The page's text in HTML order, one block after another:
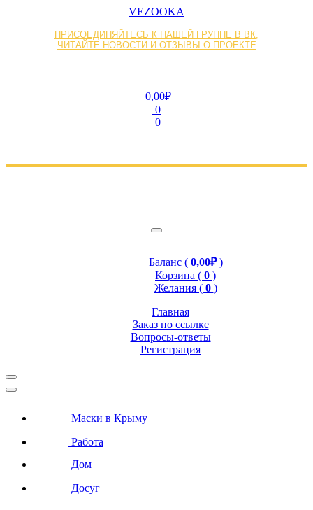
VEZOOKA
ПРИСОЕДИНЯЙТЕСЬ К НАШЕЙ ГРУППЕ В ВК,
ЧИТАЙТЕ НОВОСТИ И ОТЗЫВЫ О ПРОЕКТЕ
0,00₽
0
0
Баланс ( 0,00₽)
Корзина ( 0 )
Желания ( 0 )
Главная
Заказ по ссылке
Вопросы-ответы
Регистрация
Маски в Крыму
Работа
Дом
Досуг